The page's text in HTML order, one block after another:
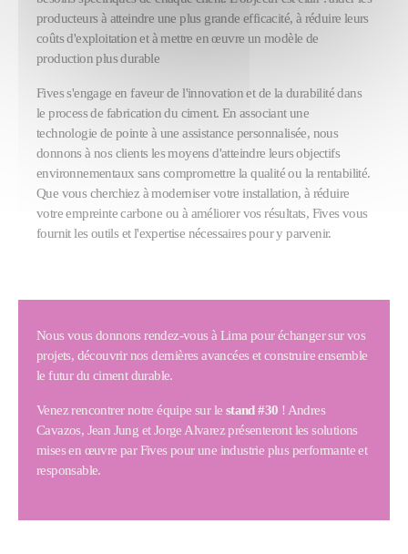
producteurs à atteindre une plus grande efficacité, à réduire leurs
coûts d'exploitation et à mettre en œuvre un modèle de
production plus durable
Fives s'engage en faveur de l'innovation et de la durabilité dans
le process de fabrication du ciment. En associant une
technologie de pointe à une assistance personnalisée, nous
donnons à nos clients les moyens d'atteindre leurs objectifs
environnementaux sans compromettre la qualité ou la rentabilité.
Que vous cherchiez à moderniser votre installation, à réduire
votre empreinte carbone ou à améliorer vos résultats, Fives vous
fournit les outils et l'expertise nécessaires pour y parvenir.
Nous vous donnons rendez-vous à Lima pour échanger sur vos
projets, découvrir nos dernières avancées et construire ensemble
le futur du ciment durable.
Venez rencontrer notre équipe sur le stand #30 ! Andres
Cavazos, Jean Jung et Jorge Alvarez présenteront les solutions
mises en œuvre par Fives pour une industrie plus performante et
responsable.